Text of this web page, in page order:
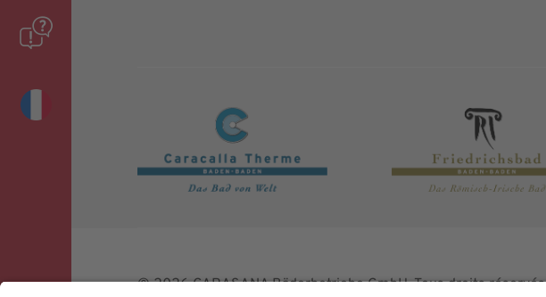
© 2026 CARASANA Bäderbetriebe GmbH. Tous droits réservés